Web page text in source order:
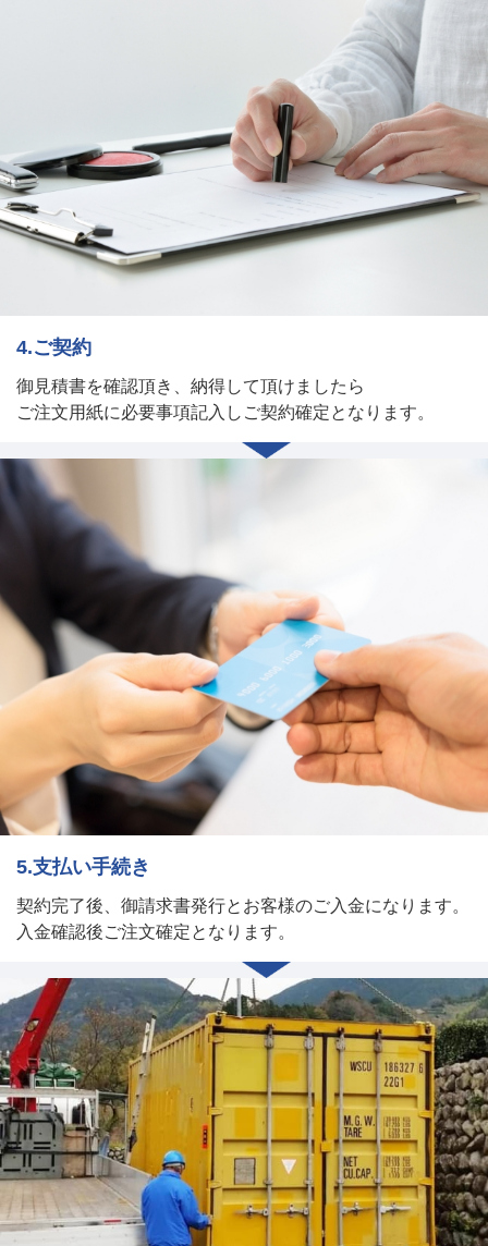
4.ご契約
御見積書を確認頂き、納得して頂けましたら
ご注文用紙に必要事項記入しご契約確定となります。
5.支払い手続き
契約完了後、御請求書発行とお客様のご入金になります。
入金確認後ご注文確定となります。